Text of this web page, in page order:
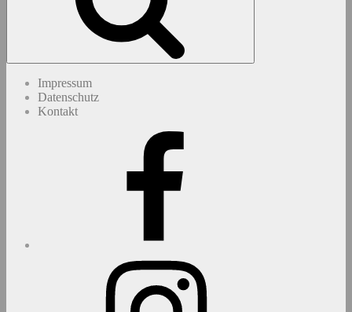
Impressum
Datenschutz
Kontakt